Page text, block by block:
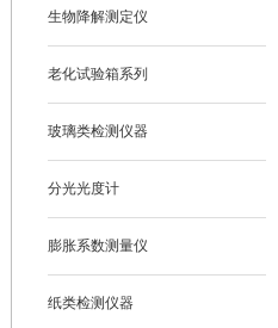
生物降解测定仪
老化试验箱系列
玻璃类检测仪器
分光光度计
膨胀系数测量仪
纸类检测仪器